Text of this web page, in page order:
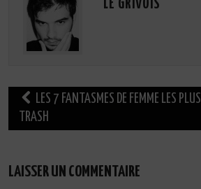
LE GRIVOIS
Navigation
des
LES 7 FANTASMES DE FEMME LES PLUS
TRASH
LAISSER UN COMMENTAIRE